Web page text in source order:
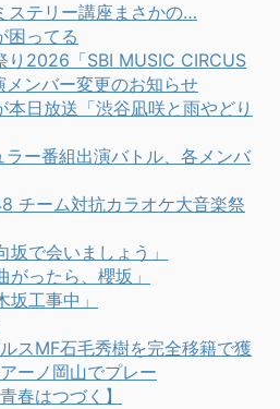
ステリー講座まさかの…
困ってる
り2026「SBI MUSIC CIRCUS
ンバー変更のお知らせ
本日放送「渋谷凪咲と雨やどり
ラー番組出演バトル、各メンバ
チーム対抗カラオケ大音楽祭
で会いましょう」
ったら、櫻坂」
工事中」
スMF石毛秀樹を完全移籍で獲
ーノ岡山でプレー
春はつづく】